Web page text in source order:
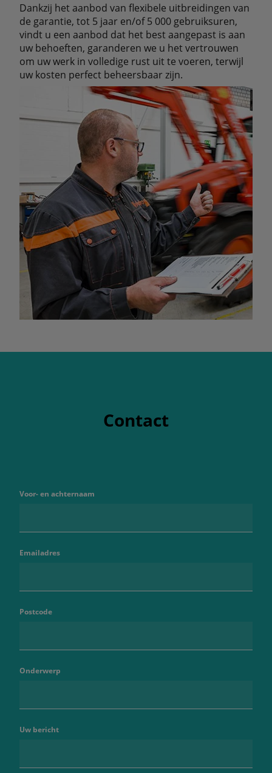
Dankzij het aanbod van flexibele uitbreidingen van
de garantie, tot 5 jaar en/of 5 000 gebruiksuren,
vindt u een aanbod dat het best aangepast is aan
uw behoeften, garanderen we u het vertrouwen
om uw werk in volledige rust uit te voeren, terwijl
uw kosten perfect beheersbaar zijn.
Contact
Voor- en achternaam
Emailadres
Postcode
Onderwerp
Uw bericht